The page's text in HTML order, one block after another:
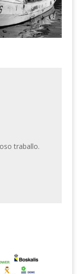
traballo.